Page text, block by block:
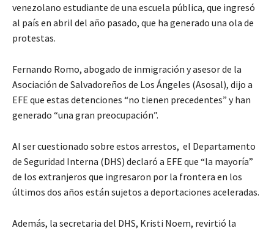
venezolano estudiante de una escuela pública, que ingresó
al país en abril del año pasado, que ha generado una ola de
protestas.
Fernando Romo, abogado de inmigración y asesor de la
Asociación de Salvadoreños de Los Ángeles (Asosal), dijo a
EFE que estas detenciones “no tienen precedentes” y han
generado “una gran preocupación”.
Al ser cuestionado sobre estos arrestos, el Departamento
de Seguridad Interna (DHS) declaró a EFE que “la mayoría”
de los extranjeros que ingresaron por la frontera en los
últimos dos años están sujetos a deportaciones aceleradas.
Además, la secretaria del DHS, Kristi Noem, revirtió la